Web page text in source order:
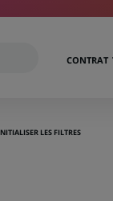
CONTRAT
LES FILTRES